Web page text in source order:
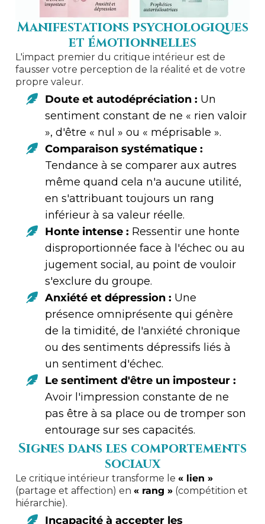
Manifestations psychologiques
et émotionnelles
L'impact premier du critique intérieur est de
fausser votre perception de la réalité et de votre
propre valeur.
Doute et autodépréciation : Un
sentiment constant de ne « rien valoir
», d'être « nul » ou « méprisable ».
Comparaison systématique :
Tendance à se comparer aux autres
même quand cela n'a aucune utilité,
en s'attribuant toujours un rang
inférieur à sa valeur réelle.
Honte intense : Ressentir une honte
disproportionnée face à l'échec ou au
jugement social, au point de vouloir
s'exclure du groupe.
Anxiété et dépression : Une
présence omniprésente qui génère
de la timidité, de l'anxiété chronique
ou des sentiments dépressifs liés à
un sentiment d'échec.
Le sentiment d'être un imposteur :
Avoir l'impression constante de ne
pas être à sa place ou de tromper son
entourage sur ses capacités.
Signes dans les comportements
sociaux
Le critique intérieur transforme le « lien »
(partage et affection) en « rang » (compétition et
hiérarchie).
Incapacité à accepter les